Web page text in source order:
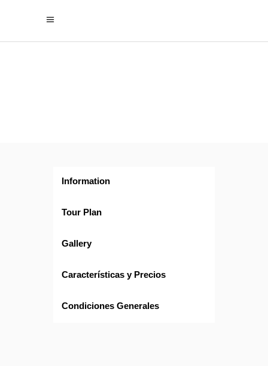
Information
Tour Plan
Gallery
Características y Precios
Condiciones Generales